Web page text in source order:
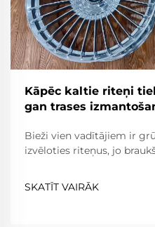
Kāpēc kaltie riteņi
gan trases
Bieži vien vadītājiem ir
izvēloties riteņus, jo
savukārt braukšana pa
izturību un precizitāti.
SKATĪT VAIRĀK